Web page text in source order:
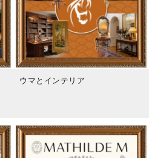
ウマとインテリア